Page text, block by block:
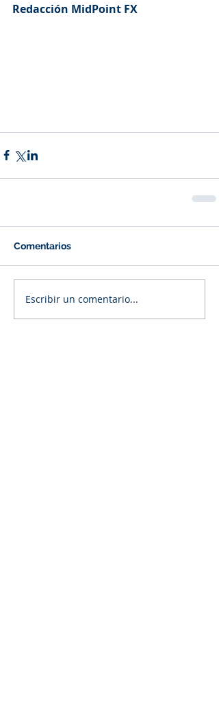
Redacción MidPoint FX
Comentarios
Escribir un comentario...